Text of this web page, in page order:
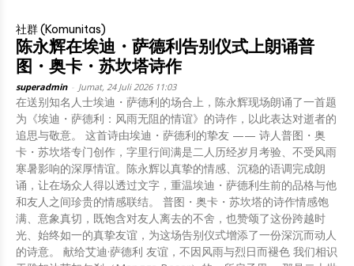
社群 (Komunitas)
陈永辉在埃迪・萨德利告别仪式上朗诵普
图・奥卡・苏坎塔诗作
superadmin Jumat, 24 Juli 2026 11:03
在送别知名人士埃迪・萨德利的场合上，陈永辉现场朗诵了一首题
为《埃迪・萨德利：风雨无阻的情谊》的诗作，以此表达对逝者的
追思与敬意。 这首诗由埃迪・萨德利的挚友 —— 诗人普图・奥
卡・苏坎塔专门创作，字里行间满是二人历经岁月考验、不受风雨
寒暑影响的深厚情谊。陈永辉以真挚的情感、沉稳的语调完成朗
诵，让在场众人得以透过文字，重温埃迪・萨德利生前的品格与他
和友人之间珍贵的情感联结。 普图・奥卡・苏坎塔的诗作情感饱
满、意象真切，既饱含对友人离去的不舍，也赞颂了这份跨越时
光、始终如一的真挚友谊，为这场告别仪式增添了一份深沉而动人
的诗意。 献给艾迪·萨德利 友谊，不因风雨与烈日而褪色 我们相识